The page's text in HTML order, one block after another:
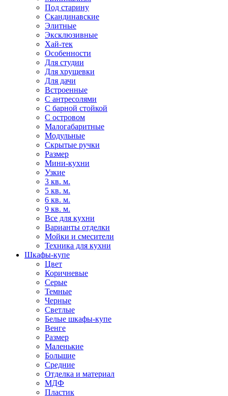
Под старину
Скандинавские
Элитные
Эксклюзивные
Хай-тек
Особенности
Для студии
Для хрущевки
Для дачи
Встроенные
С антресолями
С барной стойкой
С островом
Малогабаритные
Модульные
Скрытые ручки
Размер
Мини-кухни
Узкие
3 кв. м.
5 кв. м.
6 кв. м.
9 кв. м.
Все для кухни
Варианты отделки
Мойки и смесители
Техника для кухни
Шкафы-купе
Цвет
Коричневые
Серые
Темные
Черные
Светлые
Белые шкафы-купе
Венге
Размер
Маленькие
Большие
Средние
Отделка и материал
МДФ
Пластик